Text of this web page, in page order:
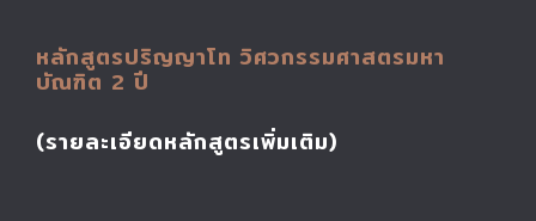
หลักสูตรปริญญาโท วิศวกรรมศาสตรมหา
บัณฑิต 2 ปี
(รายละเอียดหลักสูตรเพิ่มเติม)